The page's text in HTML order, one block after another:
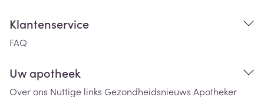
Klantenservice
FAQ
Uw apotheek
Over ons Nuttige links Gezondheidsnieuws Apotheker